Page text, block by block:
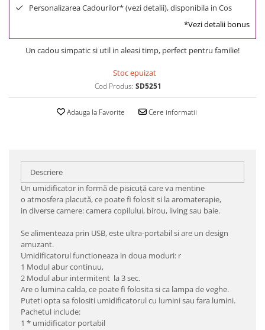
Personalizarea Cadourilor* (vezi detalii), disponibila in Cos
*Vezi detalii bonus
Un cadou simpatic si util in aleasi timp, perfect pentru familie!
Stoc epuizat
Cod Produs: SD5251
Adauga la Favorite Cere informatii
Descriere
Un umidificator in formă de pisicuță care va mentine
o atmosfera placută, ce poate fi folosit si la aromaterapie,
in diverse camere: camera copilului, birou, living sau baie.
Se alimenteaza prin USB, este ultra-portabil si are un design
amuzant.
Umidificatorul functioneaza in doua moduri: r
1 Modul abur continuu,
2 Modul abur intermitent la 3 sec.
Are o lumina calda, ce poate fi folosita si ca lampa de veghe.
Puteti opta sa folositi umidificatorul cu lumini sau fara lumini.
Pachetul include:
1 * umidificator portabil